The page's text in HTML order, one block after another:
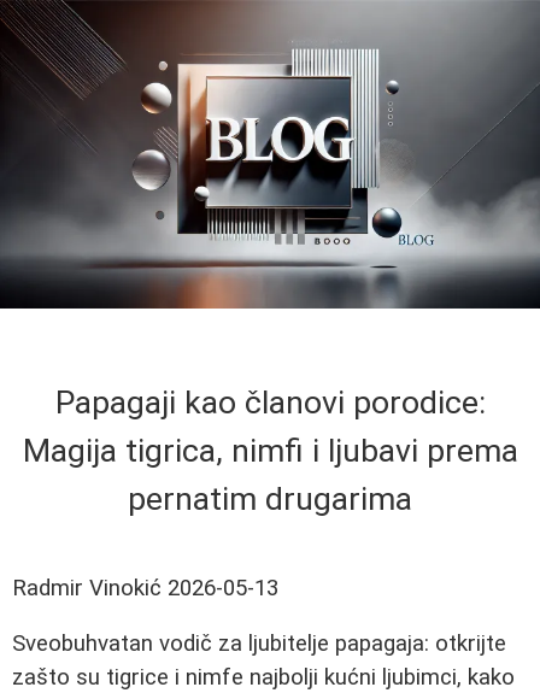
Papagaji kao članovi porodice:
Magija tigrica, nimfi i ljubavi prema
pernatim drugarima
Radmir Vinokić 2026-05-13
Sveobuhvatan vodič za ljubitelje papagaja: otkrijte
zašto su tigrice i nimfe najbolji kućni ljubimci, kako